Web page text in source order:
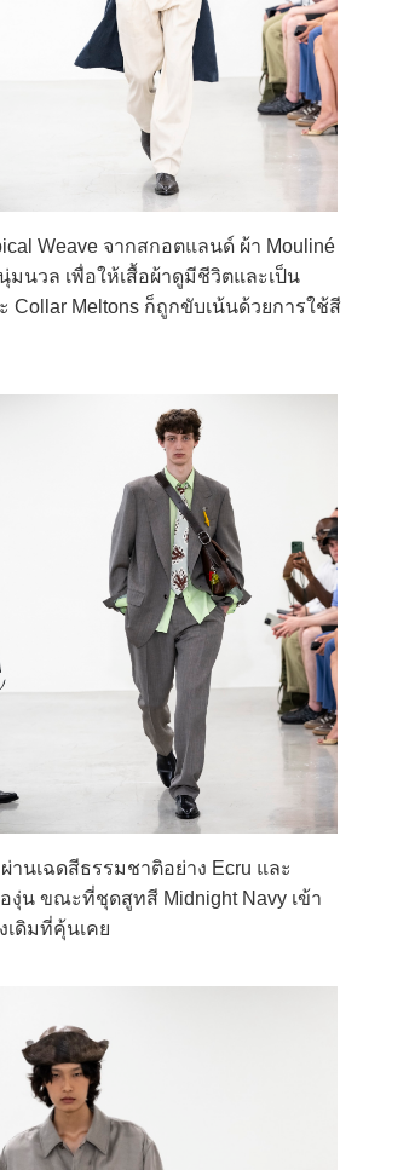
Weave จากสกอตแลนด์ ผ้า Mouliné
มนวล เพื่อให้เสื้อผ้าดูมีชีวิตและเป็น
Collar Meltons ก็ถูกขับเน้นด้วยการใช้สี
เฉดสีธรรมชาติอย่าง Ecru และ
งุ่น ขณะที่ชุดสูทสี Midnight Navy เข้า
เดิมที่คุ้นเคย